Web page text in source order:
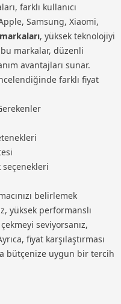
farklı kullanıcı
Samsung, Xiaomi,
, yüksek teknolojiyi
markalar, düzenli
avantajları sunar.
farklı fiyat
belirlemek
yüksek performanslı
seviyorsanız,
fiyat karşılaştırması
bütçenize uygun bir tercih